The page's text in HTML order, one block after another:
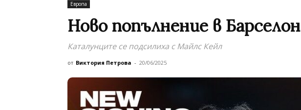
Европа
Ново попълнение в
Каталунците се подсилиха с Майлс Кейл
от Виктория Петрова - 20/06/2025